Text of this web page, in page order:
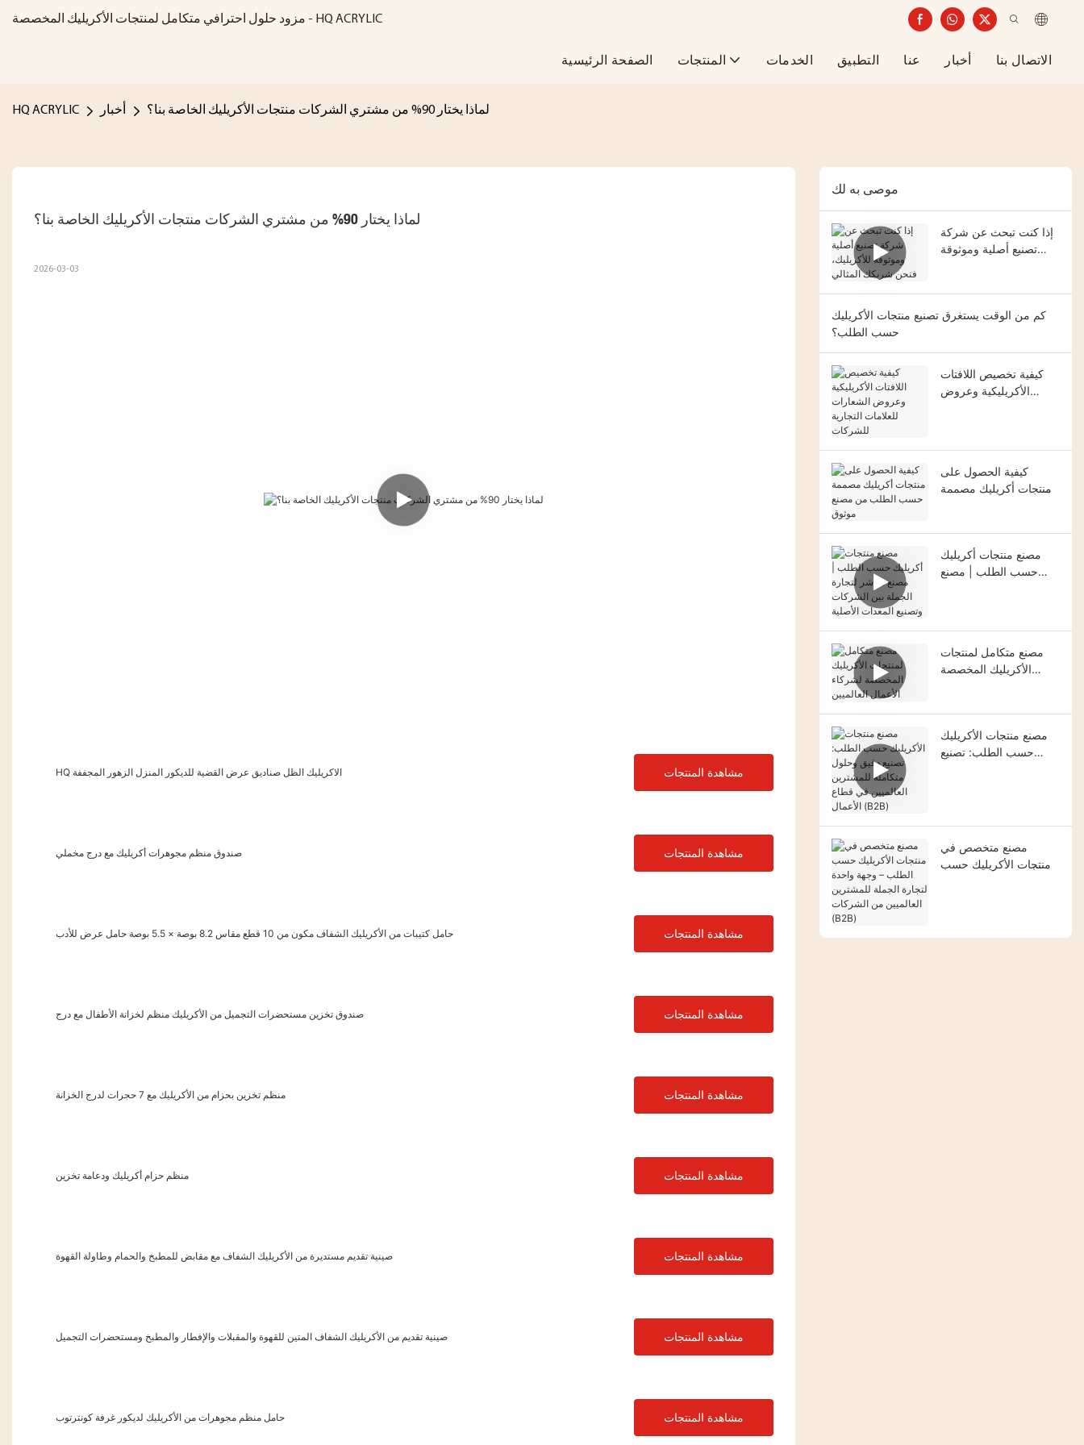
مزود حلول احترافي متكامل لمنتجات الأكريليك المخصصة - HQ ACRYLIC
الصفحة الرئيسية المنتجات الخدمات التطبيق عنا أخبار الاتصال بنا
HQ ACRYLIC أخبار لماذا يختار 90% من مشتري الشركات منتجات الأكريليك الخاصة بنا؟
لماذا يختار 90% من مشتري الشركات منتجات الأكريليك الخاصة بنا؟
2026-03-03
HQ الاكريليك الظل صناديق عرض القضية للديكور المنزل الزهور المجففة مشاهدة المنتجات
صندوق منظم مجوهرات أكريليك مع درج مخملي مشاهدة المنتجات
حامل كتيبات من الأكريليك الشفاف مكون من 10 قطع مقاس 8.2 بوصة × 5.5 بوصة حامل عرض للأدب مشاهدة المنتجات
صندوق تخزين مستحضرات التجميل من الأكريليك منظم لخزانة الأطفال مع درج مشاهدة المنتجات
منظم تخزين بحزام من الأكريليك مع 7 حجرات لدرج الخزانة مشاهدة المنتجات
منظم حزام أكريليك ودعامة تخزين مشاهدة المنتجات
صينية تقديم مستديرة من الأكريليك الشفاف مع مقابض للمطبخ والحمام وطاولة القهوة مشاهدة المنتجات
صينية تقديم من الأكريليك الشفاف المتين للقهوة والمقبلات والإفطار والمطبخ ومستحضرات التجميل مشاهدة المنتجات
حامل منظم مجوهرات من الأكريليك لديكور غرفة كونترتوب مشاهدة المنتجات
موصى به لك
إذا كنت تبحث عن شركة
تصنيع أصلية وموثوقة
كم من الوقت يستغرق تصنيع منتجات الأكريليك
حسب الطلب؟
كيفية تخصيص اللافتات
الأكريليكية وعروض
كيفية الحصول على
منتجات أكريليك مصممة
مصنع منتجات أكريليك
حسب الطلب | مصنع
مصنع متكامل لمنتجات
الأكريليك المخصصة
مصنع منتجات الأكريليك
حسب الطلب: تصنيع
مصنع متخصص في
منتجات الأكريليك حسب